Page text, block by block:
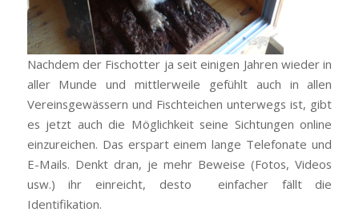
Nachdem der Fischotter ja seit einigen Jahren wieder in
aller Munde und mittlerweile gefühlt auch in allen
Vereinsgewässern und Fischteichen unterwegs ist, gibt
es jetzt auch die Möglichkeit seine Sichtungen online
einzureichen. Das erspart einem lange Telefonate und
E-Mails. Denkt dran, je mehr Beweise (Fotos, Videos
usw.) ihr einreicht, desto einfacher fällt die
Identifikation.